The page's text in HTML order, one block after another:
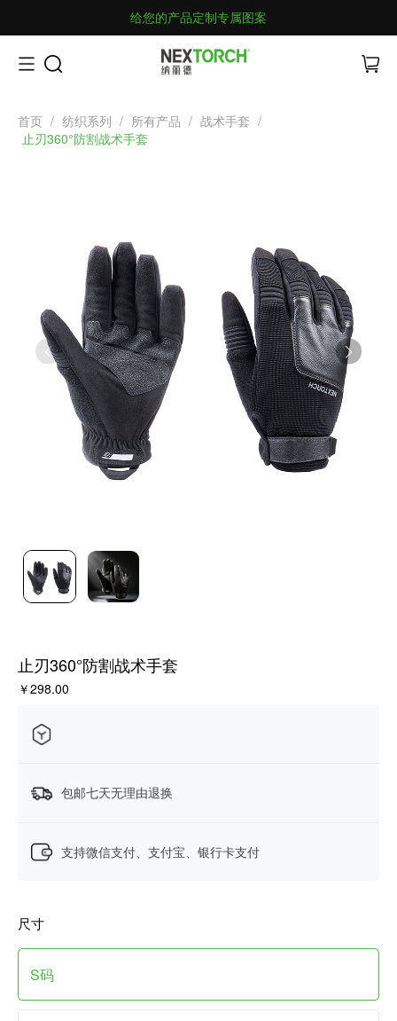
给您的产品定制专属图案
首页 / 纺织系列 / 所有产品 / 战术手套 /
止刃360°防割战术手套
止刃360°防割战术手套
￥298.00
包邮七天无理由退换
支持微信支付、支付宝、银行卡支付
尺寸
S码